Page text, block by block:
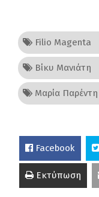
Filio Magenta
Βίκυ Μανιάτη
Μαρία Παρέντη
Facebook
Εκτύπωση